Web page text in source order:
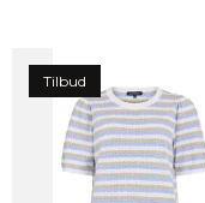
Tilbud